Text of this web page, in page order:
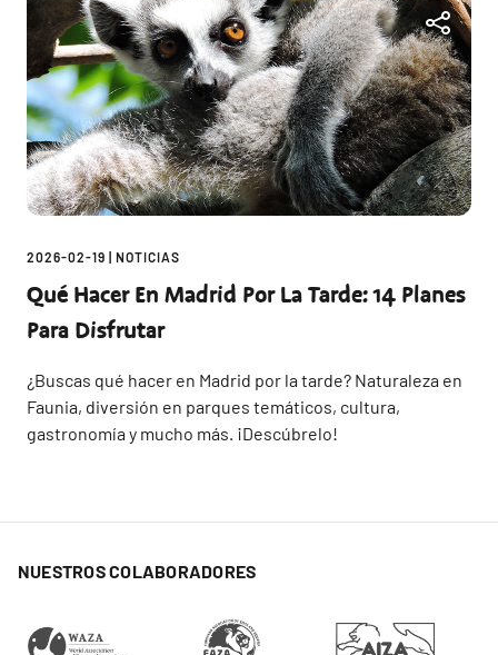
2026-02-19 | NOTICIAS
Qué Hacer En Madrid Por La Tarde: 14 Planes
Para Disfrutar
¿Buscas qué hacer en Madrid por la tarde? Naturaleza en
Faunia, diversión en parques temáticos, cultura,
gastronomía y mucho más. ¡Descúbrelo!
NUESTROS COLABORADORES